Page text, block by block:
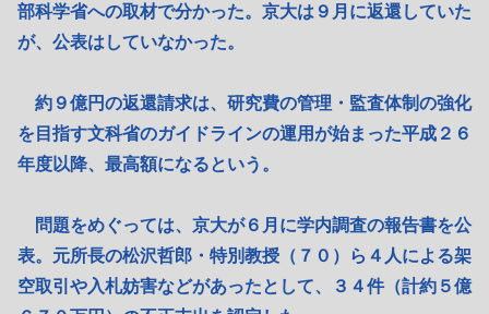
部科学省への取材で分かった。京大は９月に返還していた
が、公表はしていなかった。
約９億円の返還請求は、研究費の管理・監査体制の強化
を目指す文科省のガイドラインの運用が始まった平成２６
年度以降、最高額になるという。
問題をめぐっては、京大が６月に学内調査の報告書を公
表。元所長の松沢哲郎・特別教授（７０）ら４人による架
空取引や入札妨害などがあったとして、３４件（計約５億